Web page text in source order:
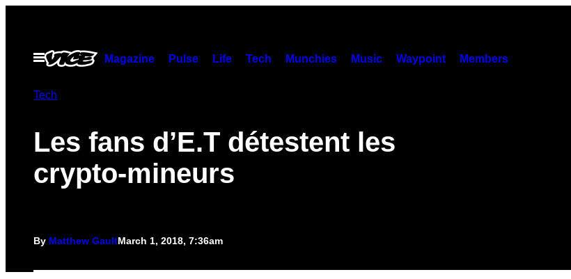
contentOpen
Menu
Magazine Pulse Life Tech Munchies Music Waypoint Members
Tech
Les fans d’E.T détestent les
crypto-mineurs
By Matthew GaultMarch 1, 2018, 7:36am